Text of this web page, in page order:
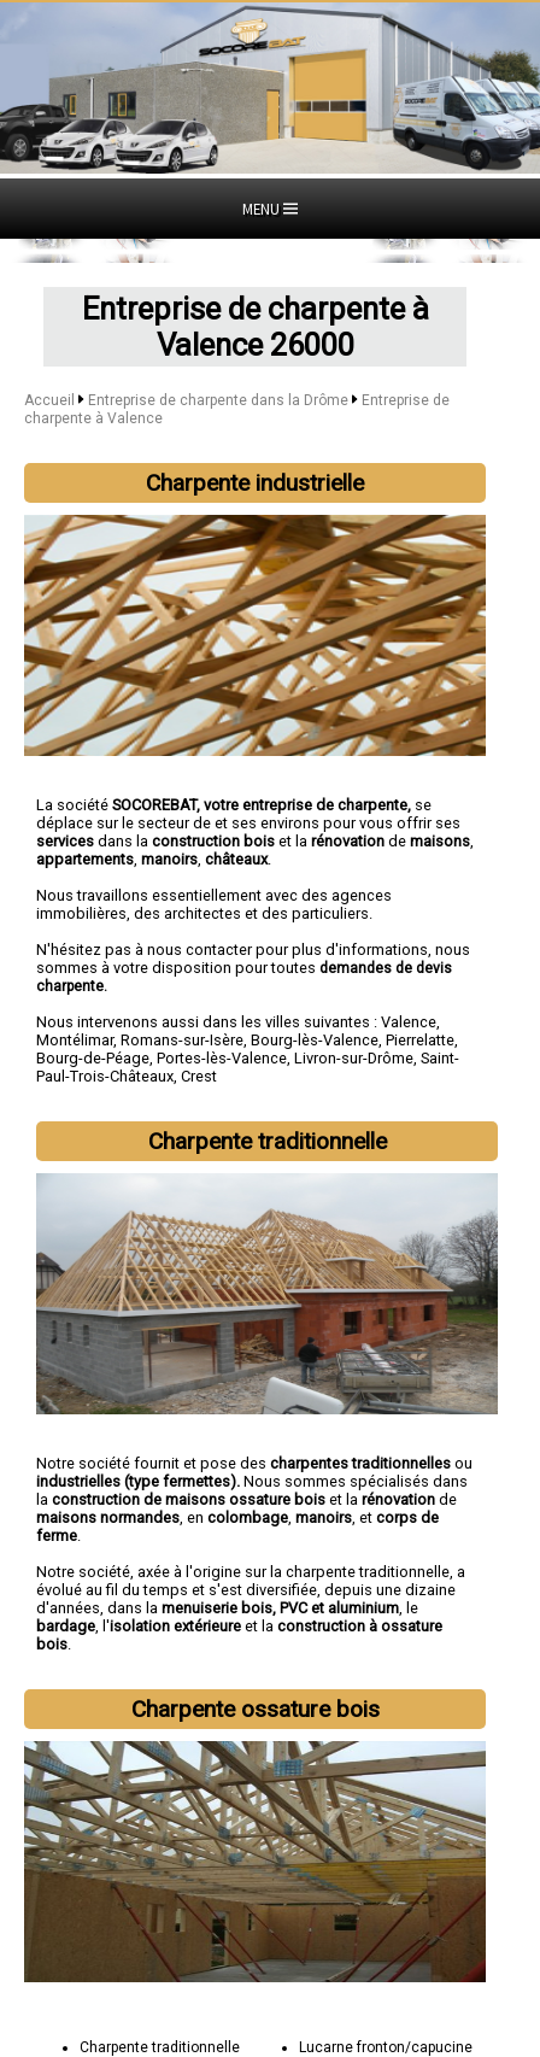
MENU
Entreprise de charpente à
Valence 26000
Accueil Entreprise de charpente dans la Drôme
Entreprise de
charpente à Valence
Charpente industrielle
La société SOCOREBAT, votre entreprise de charpente, se
déplace sur le secteur de et ses environs pour vous offrir ses
services dans la construction bois et la rénovation de maisons
appartements manoirs châteaux.
Nous travaillons essentiellement avec des agences
immobilières, des architectes et des particuliers.
N'hésitez pas à nous contacter pour plus d'informations, nous
sommes à votre disposition pour toutes demandes de devis
charpente.
Nous intervenons aussi dans les villes suivantes : Valence
Montélimar, Romans-sur-Isère Bourg-lès-Valence Pierrelatte
Bourg-de-Péage Portes-lès-Valence Livron-sur-Drôme Saint-
Paul-Trois-Châteaux Crest
Charpente traditionnelle
Notre société fournit et pose des charpentes traditionnelles ou
industrielles (type fermettes). Nous sommes spécialisés dans
la construction de maisons ossature bois et la rénovation de
maisons normandes , en colombage manoirs , et corps de
ferme
Notre société, axée à l'origine sur la charpente traditionnelle, a
évolué au fil du temps et s'est diversifiée, depuis une dizaine
d'années, dans la menuiserie bois, PVC et aluminium , le
bardage , l'isolation extérieure et la construction à ossature
bois
Charpente ossature bois
Charpente traditionnelle
Lucarne fronton/capucine